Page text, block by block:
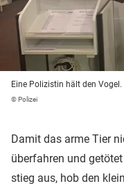
Eine Polizistin hält den Vogel.
© Polizei
Damit das arme Tier
überfahren und
stieg aus, hob den